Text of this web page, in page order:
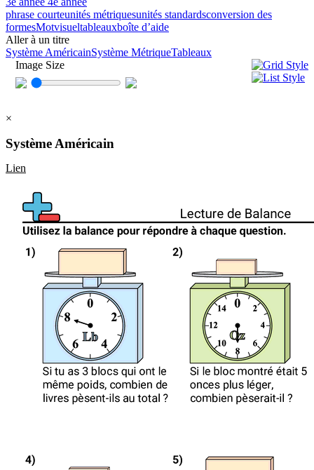
phrase courteunités métriquesunités standardsconversion des
formesMotvisueltableauxboîte d’aide
Aller à un titre
Système AméricainSystème MétriqueTableaux
Image Size
×
Système Américain
Lien